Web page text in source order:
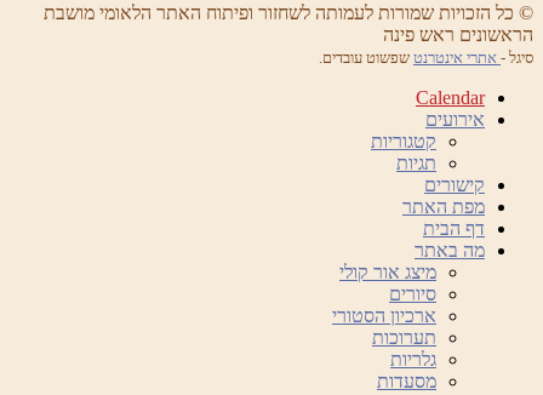
© כל הזכויות שמורות לעמותה לשחזור ופיתוח האתר הלאומי מושבת
הראשונים ראש פינה
סיגל - אתרי אינטרנט שפשוט עובדים.
Calendar
אירועים
קטגוריות
תגיות
קישורים
מפת האתר
דף הבית
מה באתר
מיצג אור קולי
סיורים
ארכיון הסטורי
תערוכות
גלריות
מסעדות